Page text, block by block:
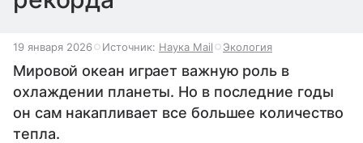
19 января 2026 Источник: Наука Mail Экология
Мировой океан играет важную роль в
охлаждении планеты. Но в последние годы
он сам накапливает все большее количество
тепла.